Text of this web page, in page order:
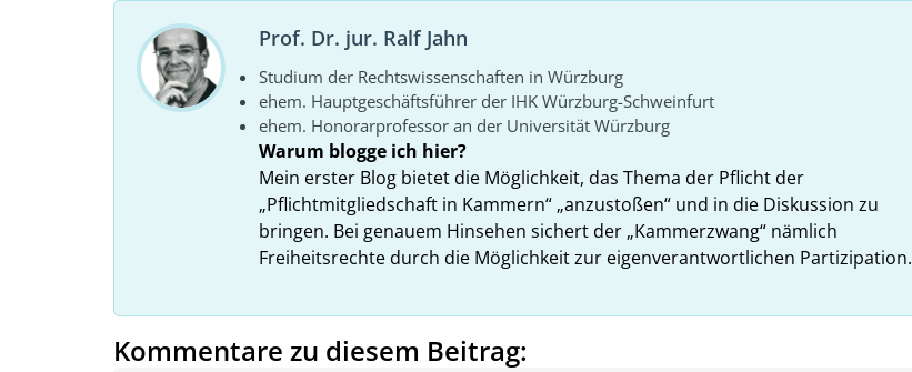
Prof. Dr. jur. Ralf Jahn
Studium der Rechtswissenschaften in Würzburg
ehem. Hauptgeschäftsführer der IHK Würzburg-Schweinfurt
ehem. Honorarprofessor an der Universität Würzburg
Warum blogge ich hier?
Mein erster Blog bietet die Möglichkeit, das Thema der Pflicht der
„Pflichtmitgliedschaft in Kammern“ „anzustoßen“ und in die Diskussion zu
bringen. Bei genauem Hinsehen sichert der „Kammerzwang“ nämlich
Freiheitsrechte durch die Möglichkeit zur eigenverantwortlichen Partizipation.
Kommentare zu diesem Beitrag: